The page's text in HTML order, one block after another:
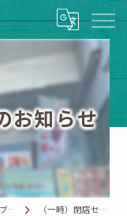
お知らせ
ブログ （一時）閉店セールのお知らせ